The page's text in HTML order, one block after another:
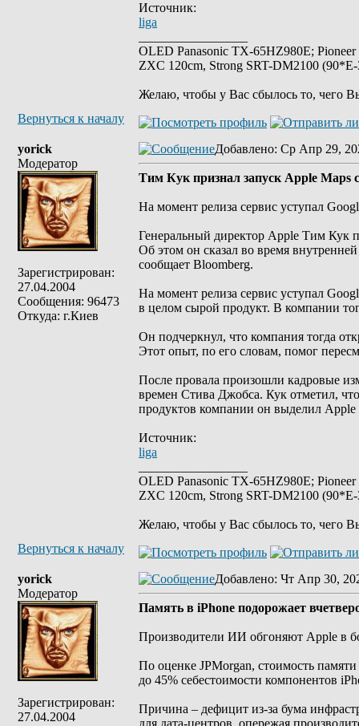
Источник:
liga
OLED Panasonic TX-65HZ980E;
ZXC 120cm, Strong SRT-DM2100
Желаю, чтобы у Вас сбылось то, чего
Вернуться к началу
yorick
Модератор
Зарегистрирован:
27.04.2004
Сообщения: 96473
Откуда: г.Киев
Добавлено: Ср Апр 29,
Тим Кук признал запуск Apple Maps
На момент релиза сервис уступал
Генеральный директор Apple Тим Кук
Об этом он сказал во время
сообщает Bloomberg.
На момент релиза сервис уступал
в целом сырой продукт. В компании
Он подчеркнул, что компания тогда
Этот опыт, по его словам, помог
После провала произошли кадровые
времен Стива Джобса. Кук отметил,
продуктов компании он выделил Apple
Источник:
liga
OLED Panasonic TX-65HZ980E;
ZXC 120cm, Strong SRT-DM2100
Желаю, чтобы у Вас сбылось то, чего
Вернуться к началу
yorick
Модератор
Зарегистрирован:
27.04.2004
Добавлено: Чт Апр 30,
Память в iPhone подорожает
Производители ИИ обгоняют Apple в
По оценке JPMorgan, стоимость
до 45% себестоимости компонентов
Причина – дефицит из-за бума
для дата-центров, опережая